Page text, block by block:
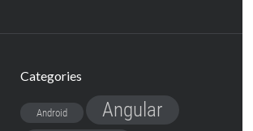
Categories
Android Angular